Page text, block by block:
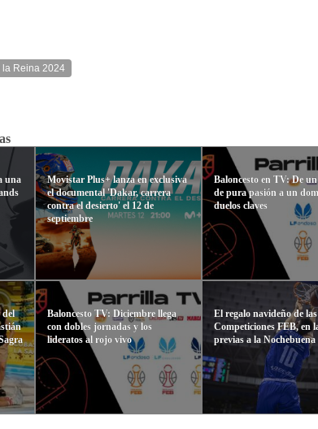
la Reina 2024
una
Movistar Plus+ lanza en exclusiva
el documental 'Dakar, carrera
contra el desierto' el 12 de
septiembre
Baloncesto TV: Diciembre llega
con dobles jornadas y los
lideratos al rojo vivo
Baloncesto en TV: De
de pura pasión a un
duelos claves
El regalo navideño de las
Competiciones FEB, en
previas a la Nochebuena